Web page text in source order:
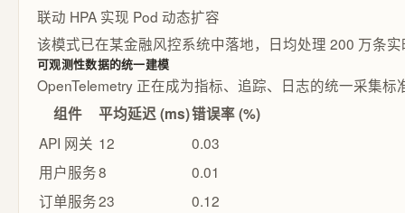
联动 HPA 实现 Pod 动态扩容
该模式已在某金融风控系统中落地，日均处理 200 万条
可观测性数据的统一建模
OpenTelemetry 正在成为指标、追踪、日志的统一采集
组件
平均延迟 (ms)错误率 (%)
API 网关 12
0.03
用户服务8
0.01
订单服务23 0.12